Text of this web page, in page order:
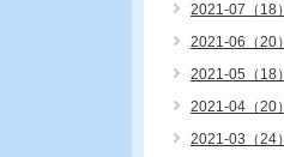
2021-07（18）
2021-06（20）
2021-05（18）
2021-04（20）
2021-03（24）